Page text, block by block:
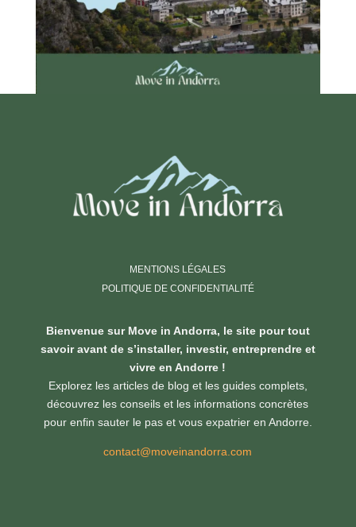
MENTIONS LÉGALES
POLITIQUE DE CONFIDENTIALITÉ
Bienvenue sur Move in Andorra, le site pour tout
savoir avant de s’installer, investir, entreprendre et
vivre en Andorre !
Explorez les articles de blog et les guides complets,
découvrez les conseils et les informations concrètes
pour enfin sauter le pas et vous expatrier en Andorre.
contact@moveinandorra.com